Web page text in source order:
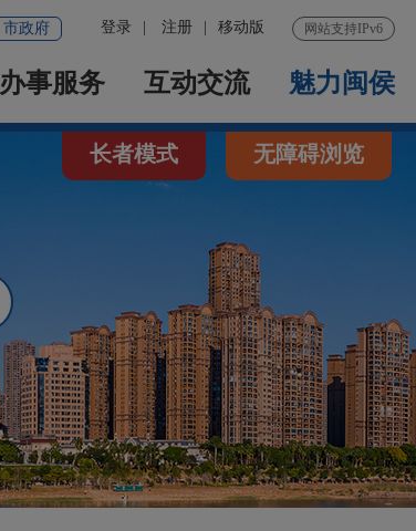
网站支持IPv6
登录 注册 移动版
市政府
办事服务 互动交流 魅力闽侯
长者模式 无障碍浏览